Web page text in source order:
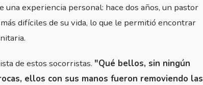
una experiencia personal: hace dos años, un pastor
difíciles de su vida, lo que le permitió encontrar
de estos socorristas. "Qué bellos, sin ningún
ellos con sus manos fueron removiendo las